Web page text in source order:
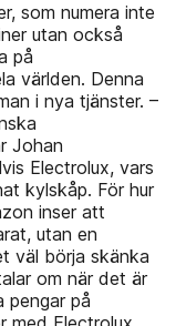
som numera inte
utan också
på
världen. Denna
i nya tjänster. –
Johan
Electrolux, vars
kylskåp. För hur
inser att
utan en
väl börja skänka
om när det är
pengar på